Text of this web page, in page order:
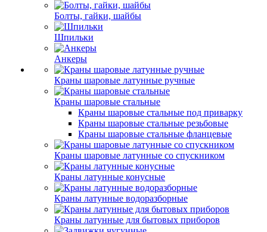
Болты, гайки, шайбы
Шпильки
Анкеры
Краны шаровые латунные ручные
Краны шаровые стальные
Краны шаровые стальные под приварку
Краны шаровые стальные резьбовые
Краны шаровые стальные фланцевые
Краны шаровые латунные со спускником
Краны латунные конусные
Краны латунные водоразборные
Краны латунные для бытовых приборов